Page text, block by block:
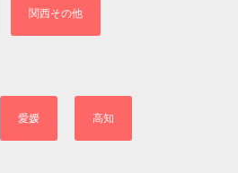
関西その他
愛媛 高知